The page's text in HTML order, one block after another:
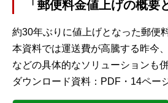
「郵便料金値上げの概
約30年ぶりに値上げとなった郵便
本資料では運送費が高騰する昨今
などの具体的なソリューションも
ダウンロード資料：PDF・14ペー